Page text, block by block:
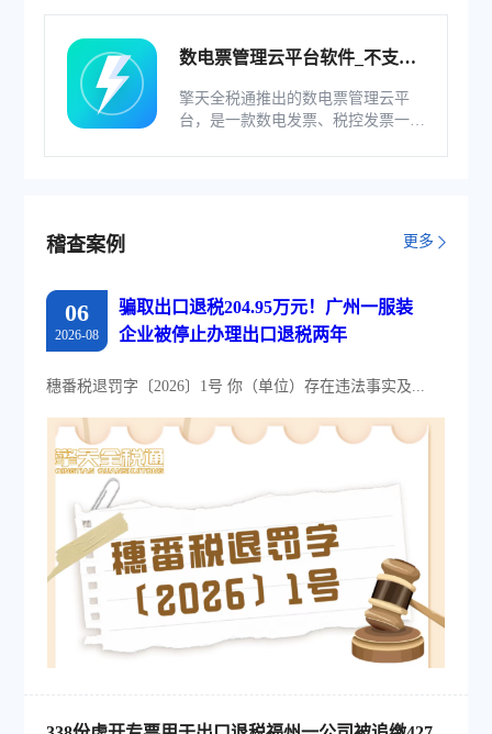
数电票管理云平台软件_不支持
擎天全税通推出的数电票管理云平
台，是一款数电发票、税控发票一体
稽查案例 更多
06
2026-08
骗取出口退税204.95万元！广州一服装
企业被停止办理出口退税两年
穗番税退罚字〔2026〕1号 你（单位）存在违法事实及...